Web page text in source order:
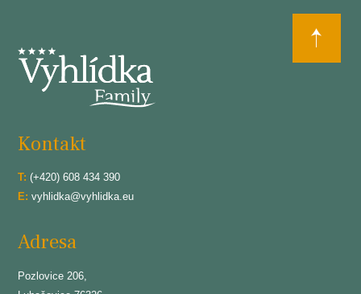
Kontakt
T: (+420) 608 434 390
E: vyhlidka@vyhlidka.eu
Adresa
Pozlovice 206,